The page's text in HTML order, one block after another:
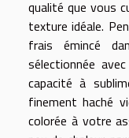
qualité que vous
texture idéale.
frais émincé
sélectionnée
capacité à
finement haché
colorée à votre